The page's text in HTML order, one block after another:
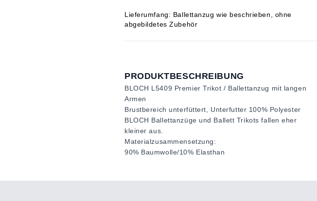
Lieferumfang: Ballettanzug wie beschrieben, ohne
abgebildetes Zubehör
PRODUKTBESCHREIBUNG
BLOCH L5409 Premier Trikot / Ballettanzug mit langen
Armen
Brustbereich unterfüttert, Unterfutter 100% Polyester
BLOCH Ballettanzüge und Ballett Trikots fallen eher
kleiner aus.
Materialzusammensetzung:
90% Baumwolle/10% Elasthan